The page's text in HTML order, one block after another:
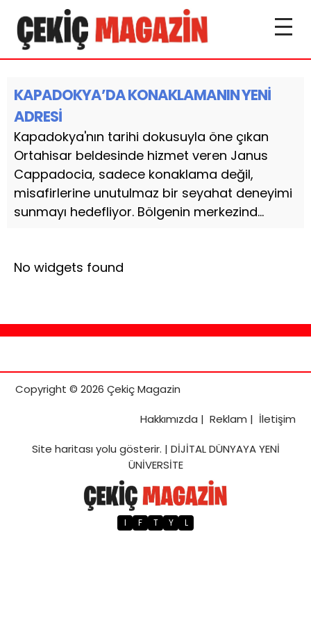
KAPADOKYA’DA KONAKLAMANIN YENİ
ADRESİ
Kapadokya'nın tarihi dokusuyla öne çıkan
Ortahisar beldesinde hizmet veren Janus
Cappadocia, sadece konaklama değil,
misafirlerine unutulmaz bir seyahat deneyimi
sunmayı hedefliyor. Bölgenin merkezind...
No widgets found
Copyright © 2026 Çekiç Magazin
Hakkımızda | Reklam | İletişim
Site haritasıyolu gösterir. | DİJİTAL DÜNYAYA YENİ
ÜNİVERSİTE
I F T Y L